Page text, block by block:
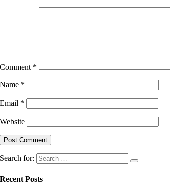
Comment *
Name *
Email *
Website
Search for:
Recent Posts